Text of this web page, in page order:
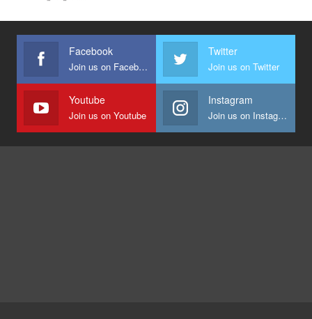
Facebook
Join us on Facebook
Twitter
Join us on Twitter
Youtube
Join us on Youtube
Instagram
Join us on Instagram